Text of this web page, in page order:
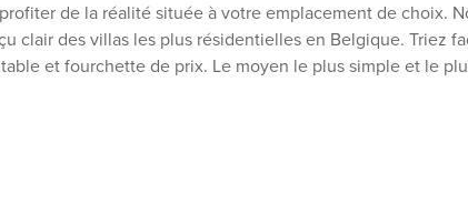
de la réalité située à votre emplacement de choix.
clair des villas les plus résidentielles en Belgique. Triez
et fourchette de prix. Le moyen le plus simple et le